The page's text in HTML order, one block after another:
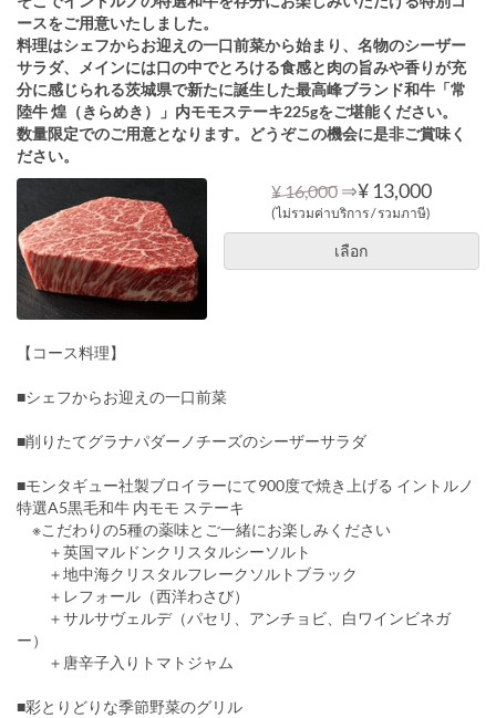
ースをご用意いたしました。
料理はシェフからお迎えの一口前菜から始まり、名物のシーザー
サラダ、メインには口の中でとろける食感と肉の旨みや香りが充
分に感じられる茨城県で新たに誕生した最高峰ブランド和牛「常
陸牛 煌（きらめき）」内モモステーキ225gをご堪能ください。
数量限定でのご用意となります。どうぞこの機会に是非ご賞味く
ださい。
¥ 16,000 ⇒¥ 13,000
(ไม่รวมค่าบริการ / รวมภาษี)
เลือก
【コース料理】
■シェフからお迎えの一口前菜
■削りたてグラナパダーノチーズのシーザーサラダ
■モンタギュー社製ブロイラーにて900度で焼き上げる イントルノ
特選A5黒毛和牛 内モモ ステーキ
※こだわりの5種の薬味とご一緒にお楽しみください
＋英国マルドンクリスタルシーソルト
＋地中海クリスタルフレークソルトブラック
＋レフォール（西洋わさび）
＋サルサヴェルデ（パセリ、アンチョビ、白ワインビネガ
ー）
＋唐辛子入りトマトジャム
■彩とりどりな季節野菜のグリル